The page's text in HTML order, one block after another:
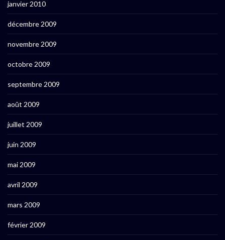
janvier 2010
décembre 2009
novembre 2009
octobre 2009
septembre 2009
août 2009
juillet 2009
juin 2009
mai 2009
avril 2009
mars 2009
février 2009